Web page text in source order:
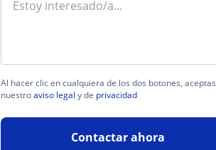
Al hacer clic en cualquiera de los dos botones, aceptas
nuestroaviso legal y de privacidad
Contactar ahora